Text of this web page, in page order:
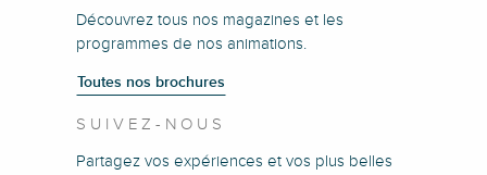
Découvrez tous nos magazines et les
programmes de nos animations.
Toutes nos brochures
SUIVEZ-NOUS
Partagez vos expériences et vos plus belles